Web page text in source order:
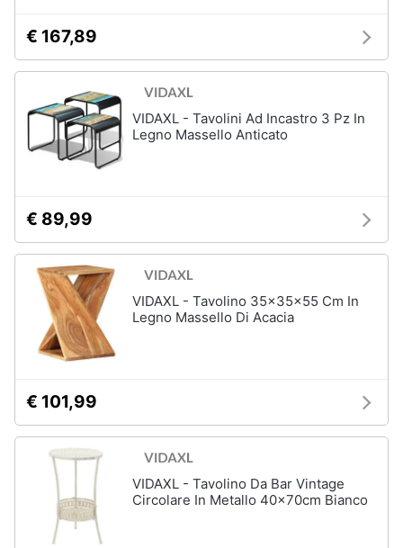
Piscine
Piscine
Casette
legno
Vedi
Lavanderia
Portabiancheria
Lavatoio
lavanderia
Armadio
portascope
€ 167,89
VIDAXL - Tavolini Ad Incastro 3 Pz In
Legno Massello Anticato
€ 89,99
VIDAXL - Tavolino 35x35x55 Cm In
Legno Massello Di Acacia
€ 101,99
VIDAXL - Tavolino Da Bar Vintage
Circolare In Metallo 40x70cm Bianco